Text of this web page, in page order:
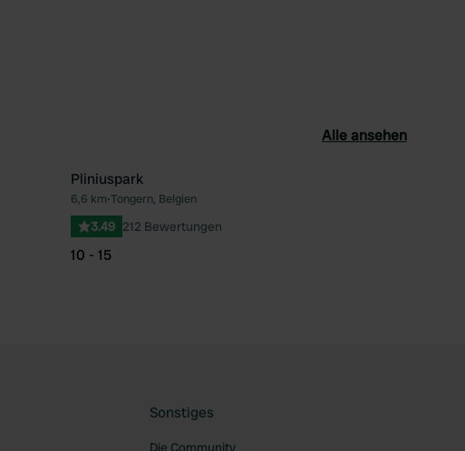
Alle ansehen
Favorit
Pliniuspark
6,6 km•Tongern, Belgien
3.49 212 Bewertungen
10 - 15
Sonstiges
Die Community